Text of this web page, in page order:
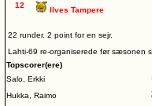
12
Ilves Tampere
22 runder. 2 point for en sejr.
Lahti-69 re-organiserede før sæsonen
Topscorer(ere)
Salo, Erkki
Hukka, Raimo